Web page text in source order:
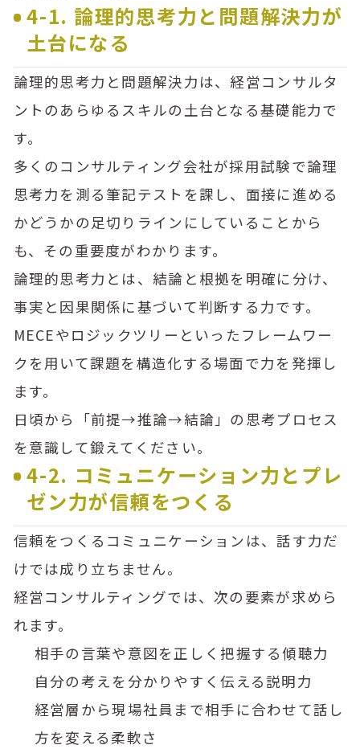
4-1. 論理的思考力と問題解決力が
土台になる
論理的思考力と問題解決力は、経営コンサルタ
ントのあらゆるスキルの土台となる基礎能力で
す。
多くのコンサルティング会社が採用試験で論理
思考力を測る筆記テストを課し、面接に進める
かどうかの足切りラインにしていることから
も、その重要度がわかります。
論理的思考力とは、結論と根拠を明確に分け、
事実と因果関係に基づいて判断する力です。
MECEやロジックツリーといったフレームワー
クを用いて課題を構造化する場面で力を発揮し
ます。
日頃から「前提→推論→結論」の思考プロセス
を意識して鍛えてください。
4-2. コミュニケーション力とプレ
ゼン力が信頼をつくる
信頼をつくるコミュニケーションは、話す力だ
けでは成り立ちません。
経営コンサルティングでは、次の要素が求めら
れます。
相手の言葉や意図を正しく把握する傾聴力
自分の考えを分かりやすく伝える説明力
経営層から現場社員まで相手に合わせて話し
方を変える柔軟さ